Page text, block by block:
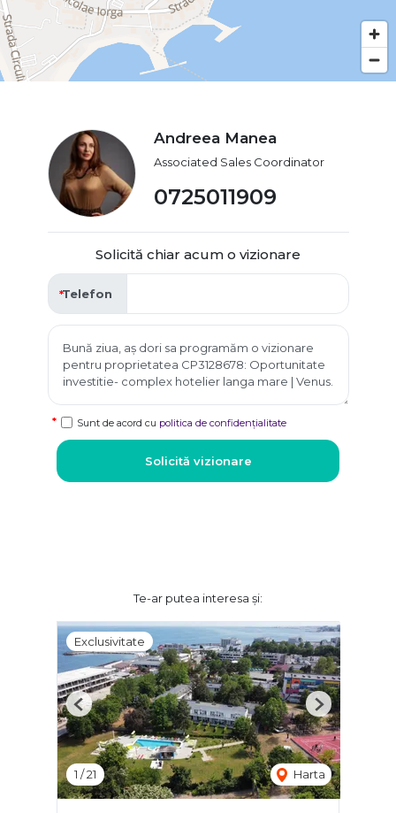
Andreea Manea
Associated Sales Coordinator
0725011909
Solicită chiar acum o vizionare
Telefon
Sunt de acord cu politica de confidențialitate
Solicită vizionare
Te-ar putea interesa și:
Exclusivitate
1 /21 Harta
Previous Next